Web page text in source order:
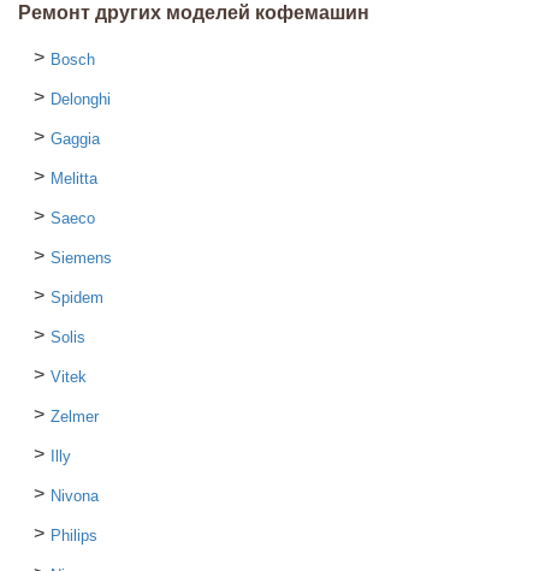
Ремонт других моделей кофемашин
Bosch
Delonghi
Gaggia
Melitta
Saeco
Siemens
Spidem
Solis
Vitek
Zelmer
Illy
Nivona
Philips